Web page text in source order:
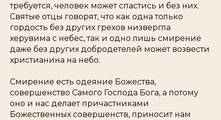
требуется, человек может спастись и без них.
Святые отцы говорят, что как одна только
гордость без других грехов низвергла
херувима с небес, так и одно лишь смирение
даже без других добродетелей может возвести
христианина на небо.
Смирение есть одеяние Божества,
совершенство Самого Господа Бога, а потому
оно и нас делает причастниками
Божественных совершенств, приносит нам